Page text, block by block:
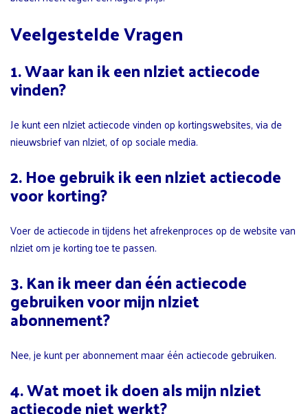
Veelgestelde Vragen
1. Waar kan ik een nlziet actiecode
vinden?
Je kunt een nlziet actiecode vinden op kortingswebsites, via de
nieuwsbrief van nlziet, of op sociale media.
2. Hoe gebruik ik een nlziet actiecode
voor korting?
Voer de actiecode in tijdens het afrekenproces op de website van
nlziet om je korting toe te passen.
3. Kan ik meer dan één actiecode
gebruiken voor mijn nlziet
abonnement?
Nee, je kunt per abonnement maar één actiecode gebruiken.
4. Wat moet ik doen als mijn nlziet
actiecode niet werkt?